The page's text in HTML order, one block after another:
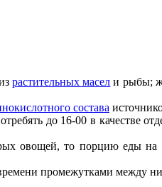
растительных масел и рыбы;
состава
до 16-00 в качестве
овощей, то порцию еды
промежутками между